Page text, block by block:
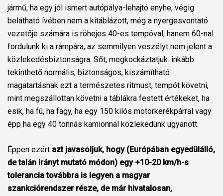
jármű, ha egy jól ismert autópálya-lehajtó enyhe, végig
belátható ívében nem a kitáblázott, még a nyergesvontató
vezetője számára is röhejes 40-es tempóval, hanem 60-nal
fordulunk ki a rámpára, az semmilyen veszélyt nem jelent a
közlekedésbiztonságra. Sőt, megkockáztatjuk: inkább
tekinthető normális, biztonságos, kiszámítható
magatartásnak ezt a természetes ritmust, tempót követni,
mint megszállottan követni a táblákra festett értékeket, ha
esik, ha fú, ha fagy, ha egy 150 kilós motorkerékpárral vagy
épp ha egy 40 tonnás kamionnal közlekedünk ugyanott.
Éppen ezért azt javasoljuk, hogy (Európában egyedülálló,
de talán irányt mutató módon) egy +10-20 km/h-s
tolerancia továbbra is legyen a magyar
szankciórendszer része, de már hivatalosan,